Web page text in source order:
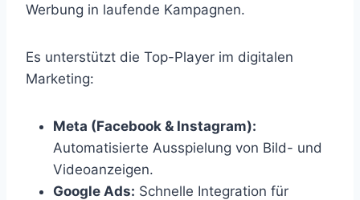
Werbung in laufende Kampagnen.
Es unterstützt die Top-Player im digitalen
Marketing:
Meta (Facebook & Instagram):
Automatisierte Ausspielung von Bild- und
Videoanzeigen.
Google Ads: Schnelle Integration für